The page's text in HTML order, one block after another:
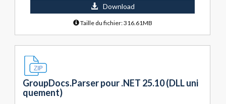
Download
Taille du fichier: 316.61MB
GroupDocs.Parser pour .NET 25.10 (DLL uni
quement)